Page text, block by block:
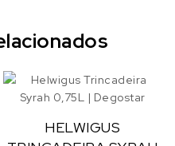
HELWIGUS